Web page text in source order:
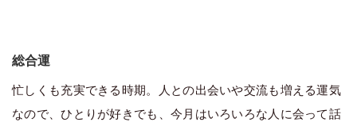
総合運
忙しくも充実できる時期。人との出会いや交流も増える運気
なので、ひとりが好きでも、今月はいろいろな人に会って話